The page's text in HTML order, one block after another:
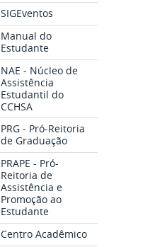
SIGEventos
Manual do
Estudante
NAE - Núcleo de
Assistência
Estudantil do
CCHSA
PRG - Pró-Reitoria
de Graduação
PRAPE - Pró-
Reitoria de
Assistência e
Promoção ao
Estudante
Centro Acadêmico